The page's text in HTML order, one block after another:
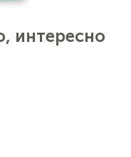
интересно